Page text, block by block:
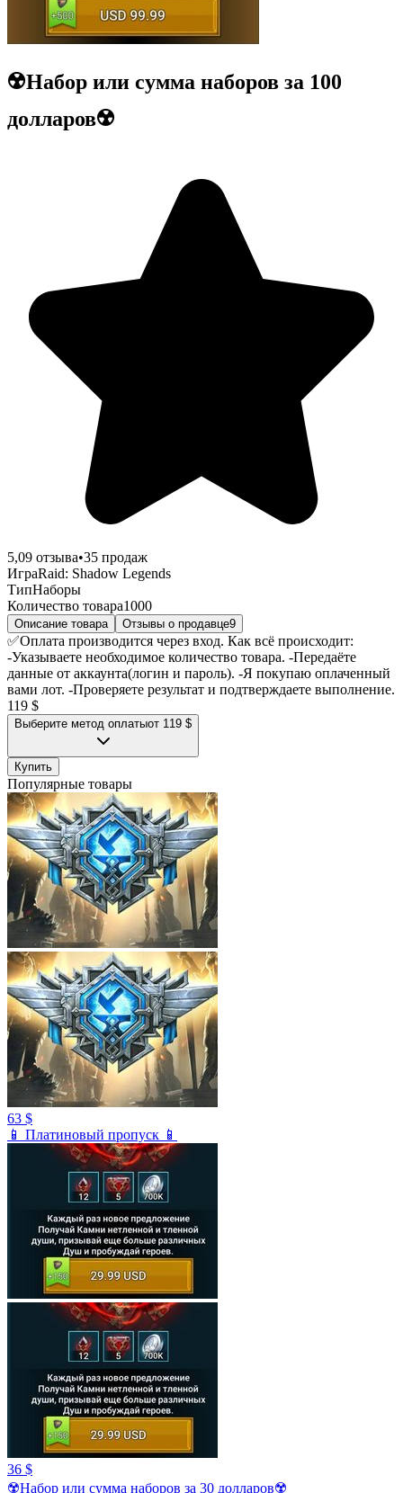
☢️Набор или сумма наборов за 100
долларов☢️
5,09 отзыва•35 продаж
ИграRaid: Shadow Legends
ТипНаборы
Количество товара1000
Описание товара Отзывы о продавце9
✅Оплата производится через вход. Как всё происходит:
-Указываете необходимое количество товара. -Передаёте
данные от аккаунта(логин и пароль). -Я покупаю оплаченный
вами лот. -Проверяете результат и подтверждаете выполнение.
119 $
Выберите метод оплатыот 119 $
Купить
Популярные товары
63 $
📱 Платиновый пропуск 📱
36 $
☢️Набор или сумма наборов за 30 долларов☢️